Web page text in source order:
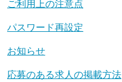
ご利用上の注意点
パスワード再設定
お知らせ
応募のある求人の掲載方法